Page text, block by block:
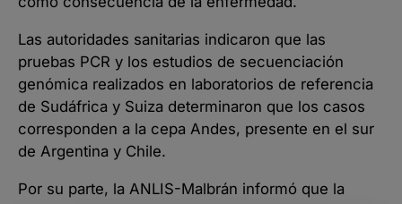
Las autoridades sanitarias indicaron que las
pruebas PCR y los estudios de secuenciación
genómica realizados en laboratorios de referencia
de Sudáfrica y Suiza determinaron que los casos
corresponden a la cepa Andes, presente en el sur
de Argentina y Chile.
Por su parte, la ANLIS-Malbrán informó que la